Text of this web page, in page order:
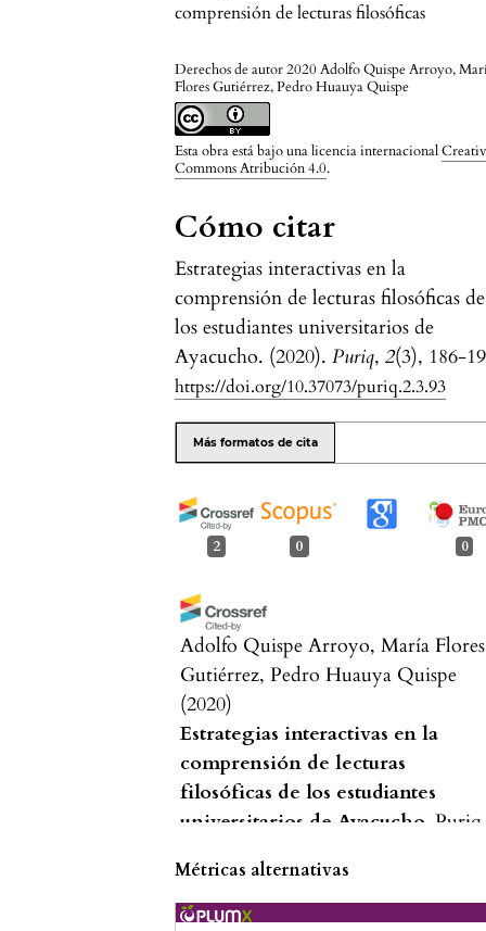
comprensión de lecturas filosóficas
Derechos de autor 2020 Adolfo Quispe Arroyo,
Flores Gutiérrez, Pedro Huauya Quispe
Esta obra está bajo una licencia internacional
Commons Atribución 4.0.
Cómo citar
Estrategias interactivas en la
comprensión de lecturas filosóficas de
los estudiantes universitarios de
Ayacucho. (2020).Puriq,2(3), 186-
https://doi.org/10.37073/puriq.2.3.93
Más formatos de cita
2 0 0
Adolfo Quispe Arroyo, María Flores
Gutiérrez, Pedro Huauya Quispe
(2020)
Estrategias interactivas en la
comprensión de lecturas
filosóficas de los estudiantes
universitarios de Ayacucho. Puriq,
10.37073/puriq.2.3.93
Métricas alternativas